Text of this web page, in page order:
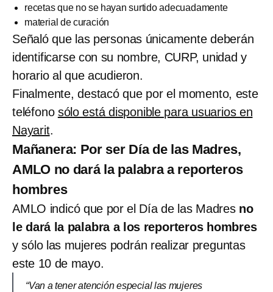
recetas que no se hayan surtido adecuadamente
material de curación
Señaló que las personas únicamente deberán
identificarse con su nombre, CURP, unidad y
horario al que acudieron.
Finalmente, destacó que por el momento, este
teléfono sólo está disponible para usuarios en
Nayarit.
Mañanera: Por ser Día de las Madres,
AMLO no dará la palabra a reporteros
hombres
AMLO indicó que por el Día de las Madres no
le dará la palabra a los reporteros hombres
y sólo las mujeres podrán realizar preguntas
este 10 de mayo.
“Van a tener atención especial las mujeres